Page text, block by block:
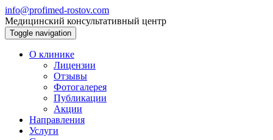
info@profimed-rostov.com
Медицинский консультативный центр
Toggle navigation
О клинике
Лицензии
Отзывы
Фотогалерея
Публикации
Акции
Направления
Услуги